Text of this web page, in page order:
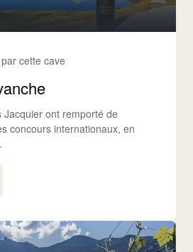
cette cave
Jacquier ont remporté de
concours internationaux, en